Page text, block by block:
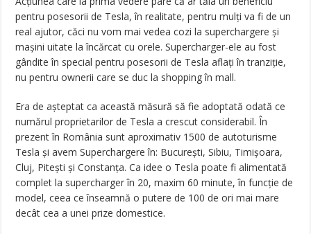
pentru posesorii de Tesla, în realitate, pentru mulți va fi de un
real ajutor, căci nu vom mai vedea cozi la superchargere și
mașini uitate la încărcat cu orele. Supercharger-ele au fost
gândite în special pentru posesorii de Tesla aflați în tranziție,
nu pentru ownerii care se duc la shopping în mall.
Era de așteptat ca această măsură să fie adoptată odată ce
numărul proprietarilor de Tesla a crescut considerabil. În
prezent în România sunt aproximativ 1500 de autoturisme
Tesla și avem Superchargere în: București, Sibiu, Timișoara,
Cluj, Pitești și Constanța. Ca idee o Tesla poate fi alimentată
complet la supercharger în 20, maxim 60 minute, în funcție de
model, ceea ce înseamnă o putere de 100 de ori mai mare
decât cea a unei prize domestice.